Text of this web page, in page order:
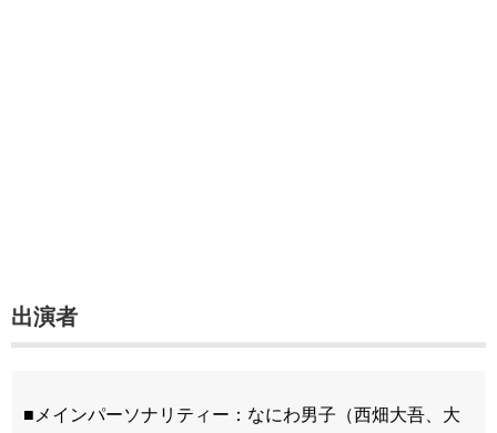
出演者
■メインパーソナリティー：なにわ男子（西畑大吾、大